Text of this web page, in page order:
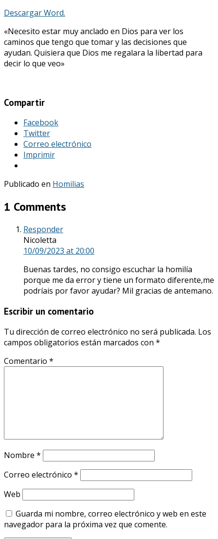
Descargar Word.
«Necesito estar muy anclado en Dios para ver los
caminos que tengo que tomar y las decisiones que
ayudan. Quisiera que Dios me regalara la libertad para
decir lo que veo»
Compartir
Facebook
Twitter
Correo electrónico
Imprimir
Publicado en Homilias
1 Comments
Responder
Nicoletta
10/09/2023 at 20:00
Buenas tardes, no consigo escuchar la homilía
porque me da error y tiene un formato diferente,me
podríais por favor ayudar? Mil gracias de antemano.
Escribir un comentario
Tu dirección de correo electrónico no será publicada. Los
campos obligatorios están marcados con *
Comentario *
Nombre *
Correo electrónico *
Web
Guarda mi nombre, correo electrónico y web en este
navegador para la próxima vez que comente.